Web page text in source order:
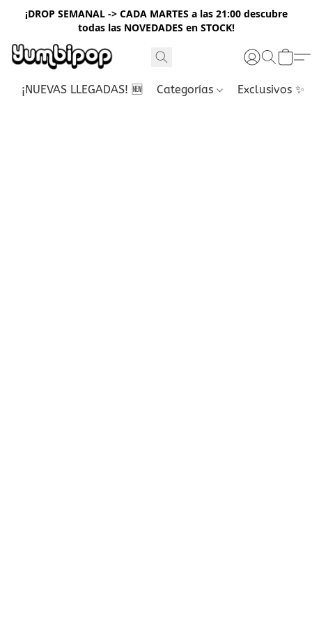
¡DROP SEMANAL -> CADA MARTES a las 21:00 descubre
todas las NOVEDADES en STOCK!
¡NUEVAS LLEGADAS! 🆕 Categorías Exclusivos ✨